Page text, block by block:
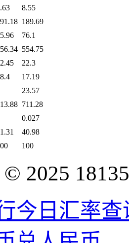
8.55
189.69
76.1
554.75
22.3
17.19
23.57
711.28
0.027
40.98
100
2025
今日汇率查